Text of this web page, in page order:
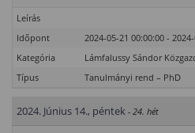
Leírás
Időpont
2024-05-21 00:00:00 -
Kategória
Lámfalussy Sándor
Típus
Tanulmányi rend – PhD
2024. Június 14., péntek - 24. hét